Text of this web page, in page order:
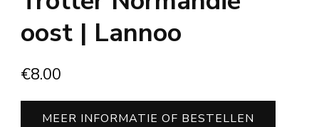
oost | Lannoo
€8.00
MEER INFORMATIE OF BESTELLEN